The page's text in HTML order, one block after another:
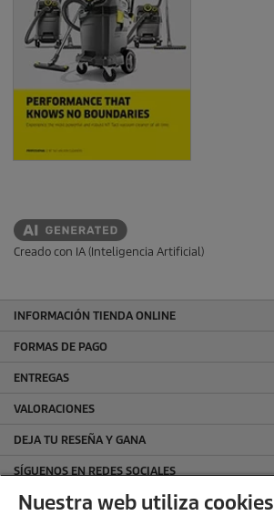
Creado con IA (Inteligencia Artificial)
INFORMACIÓN TIENDA ONLINE
FORMAS DE PAGO
ENTREGAS
VALORACIONES
DEJA TU RESEÑA Y GANA
SÍGUENOS EN REDES SOCIALES
CONTACTO
Nuestra web utiliza cookies